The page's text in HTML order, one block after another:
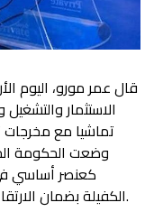
قال عمر مورو، اليوم
الاستثمار
تماشيا مع مخرجات
وضعت الحكومة
كعنصر أساسي في
الكفيلة بضمان الارتقاء بالأوضاع العامة للمواطنات والمواطنين.